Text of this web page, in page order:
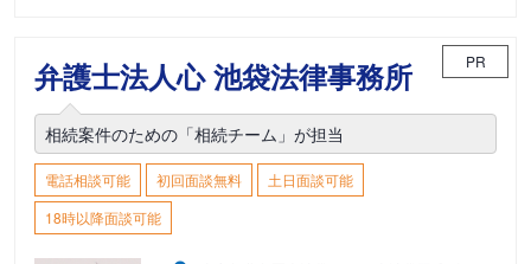
弁護士法人心 池袋法律事務所 PR
相続案件のための「相続チーム」が担当
電話相談可能 初回面談無料
土日面談可能
18時以降面談可能